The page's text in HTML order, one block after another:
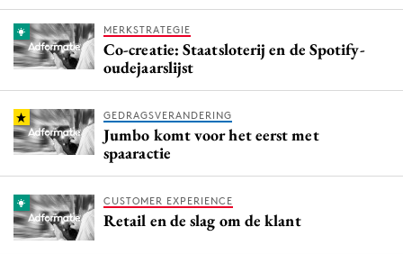
MERKSTRATEGIE
Co-creatie: Staatsloterij en de Spotify-
oudejaarslijst
GEDRAGSVERANDERING
Jumbo komt voor het eerst met
spaaractie
CUSTOMER EXPERIENCE
Retail en de slag om de klant